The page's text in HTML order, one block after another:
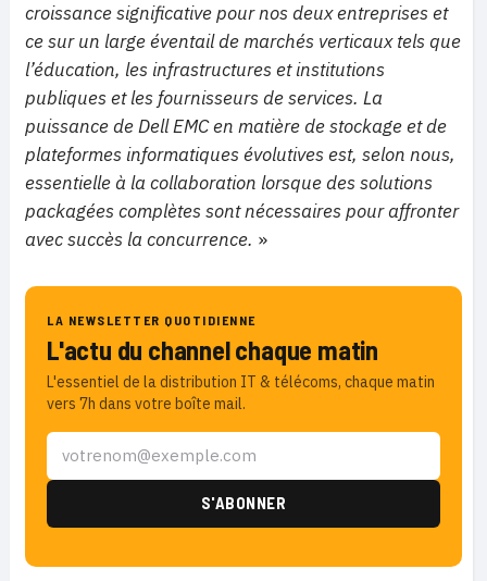
croissance significative pour nos deux entreprises et
ce sur un large éventail de marchés verticaux tels que
l’éducation, les infrastructures et institutions
publiques et les fournisseurs de services. La
puissance de Dell EMC en matière de stockage et de
plateformes informatiques évolutives est, selon nous,
essentielle à la collaboration lorsque des solutions
packagées complètes sont nécessaires pour affronter
avec succès la concurrence. »
LA NEWSLETTER QUOTIDIENNE
L'actu du channel chaque matin
L'essentiel de la distribution IT & télécoms, chaque matin
vers 7h dans votre boîte mail.